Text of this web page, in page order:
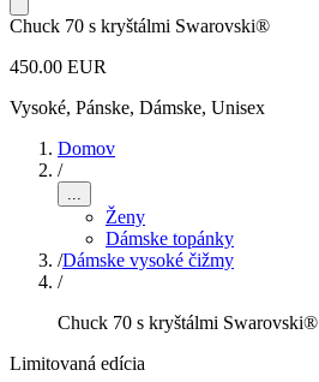
Chuck 70 s kryštálmi Swarovski®
450.00 EUR
Vysoké, Pánske, Dámske, Unisex
Domov
/
...
Ženy
Dámske topánky
/Dámske vysoké čižmy
/
Chuck 70 s kryštálmi Swarovski®
Limitovaná edícia